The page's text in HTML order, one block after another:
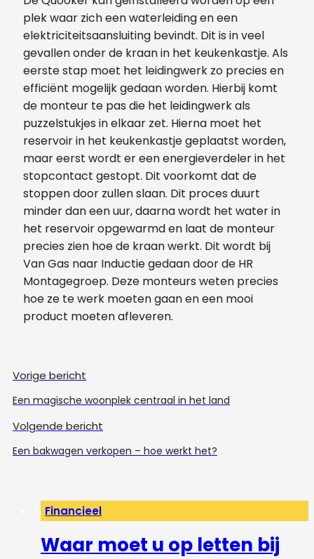
plek waar zich een waterleiding en een
elektriciteitsaansluiting bevindt. Dit is in veel
gevallen onder de kraan in het keukenkastje. Als
eerste stap moet het leidingwerk zo precies en
efficiënt mogelijk gedaan worden. Hierbij komt
de monteur te pas die het leidingwerk als
puzzelstukjes in elkaar zet. Hierna moet het
reservoir in het keukenkastje geplaatst worden,
maar eerst wordt er een energieverdeler in het
stopcontact gestopt. Dit voorkomt dat de
stoppen door zullen slaan. Dit proces duurt
minder dan een uur, daarna wordt het water in
het reservoir opgewarmd en laat de monteur
precies zien hoe de kraan werkt. Dit wordt bij
Van Gas naar Inductie gedaan door de HR
Montagegroep. Deze monteurs weten precies
hoe ze te werk moeten gaan en een mooi
product moeten afleveren.
Vorige bericht
Een magische woonplek centraal in het land
Volgende bericht
Een bakwagen verkopen – hoe werkt het?
Financieel
Waar moet u op letten bij